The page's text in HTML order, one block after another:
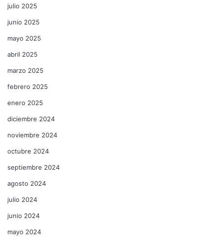
julio 2025
junio 2025
mayo 2025
abril 2025
marzo 2025
febrero 2025
enero 2025
diciembre 2024
noviembre 2024
octubre 2024
septiembre 2024
agosto 2024
julio 2024
junio 2024
mayo 2024